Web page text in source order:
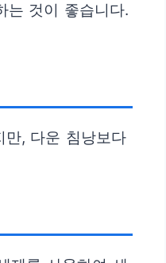
는 것이 좋습니다.
, 다운 침낭보다